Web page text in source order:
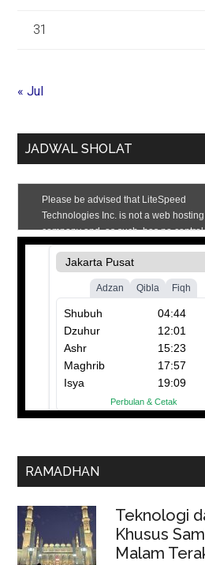
31
« Jul
JADWAL SHOLAT
RAMADHAN
Teknologi
Khusus
Malam